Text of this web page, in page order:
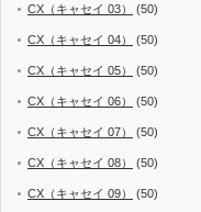
CX（キャセイ 03） (50)
CX（キャセイ 04） (50)
CX（キャセイ 05） (50)
CX（キャセイ 06） (50)
CX（キャセイ 07） (50)
CX（キャセイ 08） (50)
CX（キャセイ 09） (50)